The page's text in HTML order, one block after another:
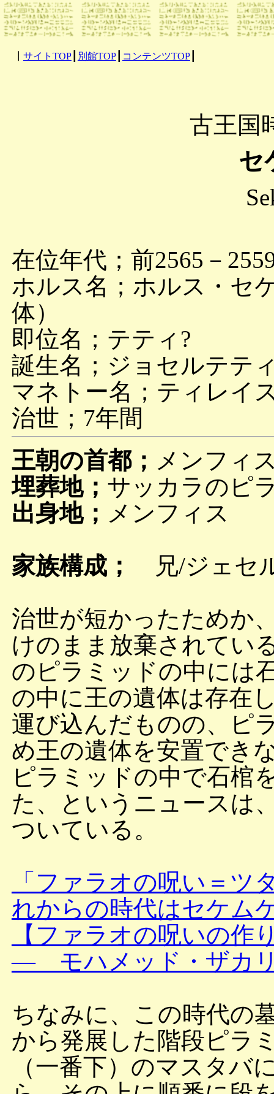
サイトTOP┃ 別館TOP┃ コンテンツTOP┃
古王国
セ
在位年代；前2565－
ホルス名；ホルス・セ
体）
即位名；テティ?
誕生名；ジョセルテテ
マネトー名；ティレイ
治世；7年間
王朝の首都； メンフィ
埋葬地； サッカラのピ
出身地； メンフィス
家族構成；
兄/ジェセ
治世が短かったためか
けのまま放棄されてい
のピラミッドの中には
の中に王の遺体は存在
運び込んだものの、ピ
め王の遺体を安置でき
ピラミッドの中で石棺
た、というニュースは
ついている。
「ファラオの呪い＝ツ
れからの時代はセケム
【ファラオの呪いの作
― モハメッド・ザカ
ちなみに、この時代の
から発展した階段ピラ
（一番下）のマスタバ